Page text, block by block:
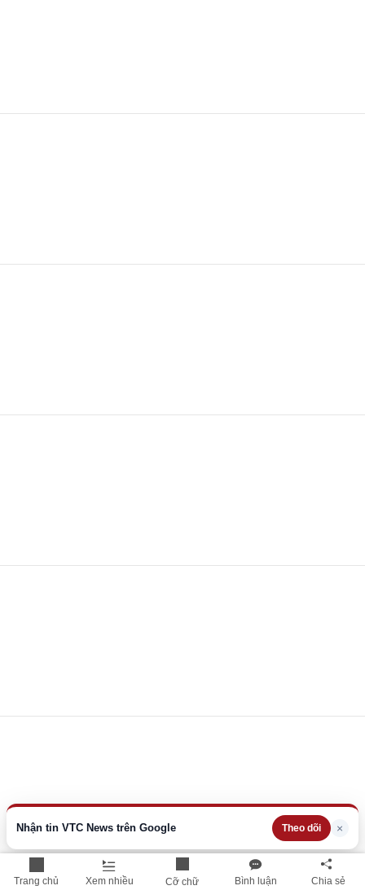
Trang chủ Xem nhiều Cỡ chữ Bình luận Chia sẻ
Nhận tin VTC News trên Google Theo dõi ×